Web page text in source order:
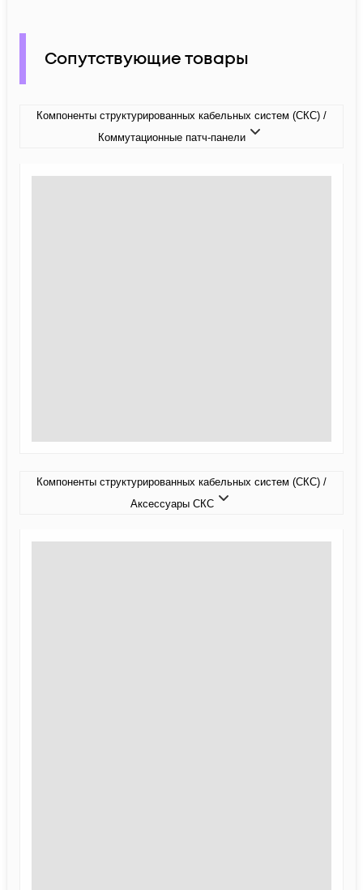
Сопутствующие товары
Компоненты структурированных кабельных систем (СКС) /
Коммутационные патч-панели
Компоненты структурированных кабельных систем (СКС) /
Аксессуары СКС